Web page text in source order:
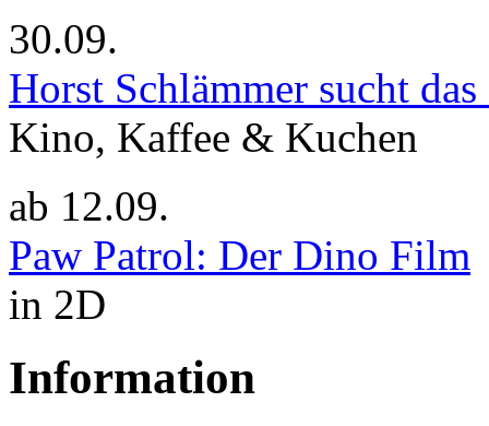
30.09.
Horst Schlämmer sucht
Kino, Kaffee & Kuchen
ab 12.09.
Paw Patrol: Der Dino Film
in 2D
Information